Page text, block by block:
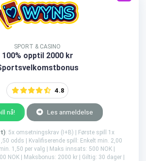
SPORT & CASINO
100% opptil 2000 kr
4.8
nå! Les anmeldelse
: 5x omsetningskrav (I+B) | Første spill 1x
odds | Kvalifiserende spill: Enkelt min. 2,00
1,50 per valg | Maks innsats: 500 NOK |
NOK | Maksbonus: 2000 kr | Giltig: 30 dager |